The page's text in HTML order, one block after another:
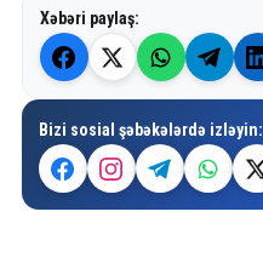
Xəbəri paylaş:
Bizi sosial şəbəkələrdə izləyin: